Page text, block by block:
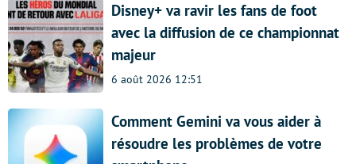
Disney+ va ravir les fans de foot
avec la diffusion de ce championnat
majeur
6 août 2026 12:51
Comment Gemini va vous aider à
résoudre les problèmes de votre